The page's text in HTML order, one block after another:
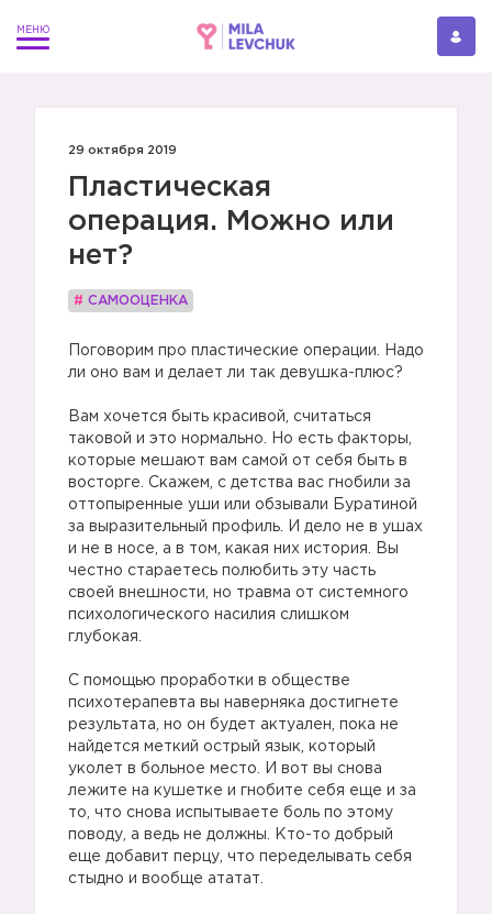
29 октября 2019
Пластическая
операция. Можно или
нет?
# САМООЦЕНКА
Поговорим про пластические операции. Надо
ли оно вам и делает ли так девушка-плюс?
Вам хочется быть красивой, считаться
таковой и это нормально. Но есть факторы,
которые мешают вам самой от себя быть в
восторге. Скажем, с детства вас гнобили за
оттопыренные уши или обзывали Буратиной
за выразительный профиль. И дело не в ушах
и не в носе, а в том, какая них история. Вы
честно стараетесь полюбить эту часть
своей внешности, но травма от системного
психологического насилия слишком
глубокая.
С помощью проработки в обществе
психотерапевта вы наверняка достигнете
результата, но он будет актуален, пока не
найдется меткий острый язык, который
уколет в больное место. И вот вы снова
лежите на кушетке и гнобите себя еще и за
то, что снова испытываете боль по этому
поводу, а ведь не должны. Кто-то добрый
еще добавит перцу, что переделывать себя
стыдно и вообще ататат.